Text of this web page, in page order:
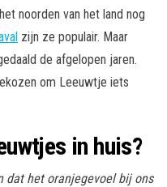
noorden van het land nog
zijn ze populair. Maar
de afgelopen jaren.
om Leeuwtje iets
in huis?
dat het oranjegevoel bij ons